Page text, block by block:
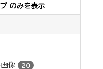
のみを表示
像 20